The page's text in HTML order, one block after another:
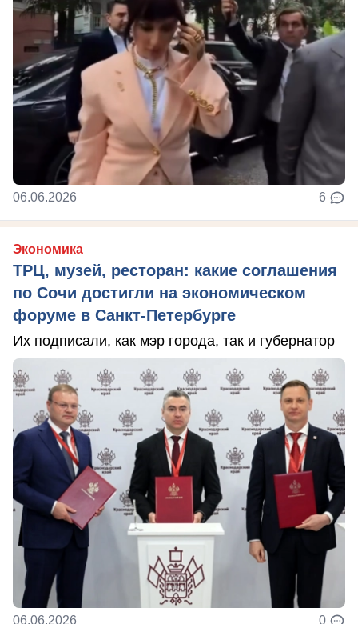
06.06.2026 6
Экономика
ТРЦ, музей, ресторан: какие соглашения
по Сочи достигли на экономическом
форуме в Санкт-Петербурге
Их подписали, как мэр города, так и губернатор
06.06.2026 0